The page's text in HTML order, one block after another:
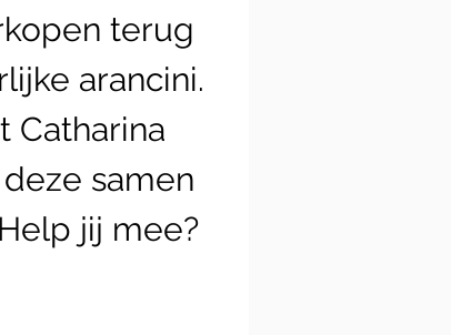
terug
arancini.
Catharina
samen
jij mee?